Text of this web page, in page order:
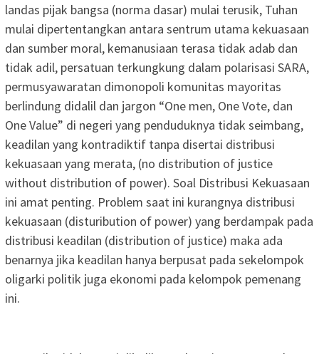
landas pijak bangsa (norma dasar) mulai terusik, Tuhan
mulai dipertentangkan antara sentrum utama kekuasaan
dan sumber moral, kemanusiaan terasa tidak adab dan
tidak adil, persatuan terkungkung dalam polarisasi SARA,
permusyawaratan dimonopoli komunitas mayoritas
berlindung didalil dan jargon “One men, One Vote, dan
One Value” di negeri yang penduduknya tidak seimbang,
keadilan yang kontradiktif tanpa disertai distribusi
kekuasaan yang merata, (no distribution of justice
without distribution of power). Soal Distribusi Kekuasaan
ini amat penting. Problem saat ini kurangnya distribusi
kekuasaan (disturibution of power) yang berdampak pada
distribusi keadilan (distribution of justice) maka ada
benarnya jika keadilan hanya berpusat pada sekelompok
oligarki politik juga ekonomi pada kelompok pemenang
ini.